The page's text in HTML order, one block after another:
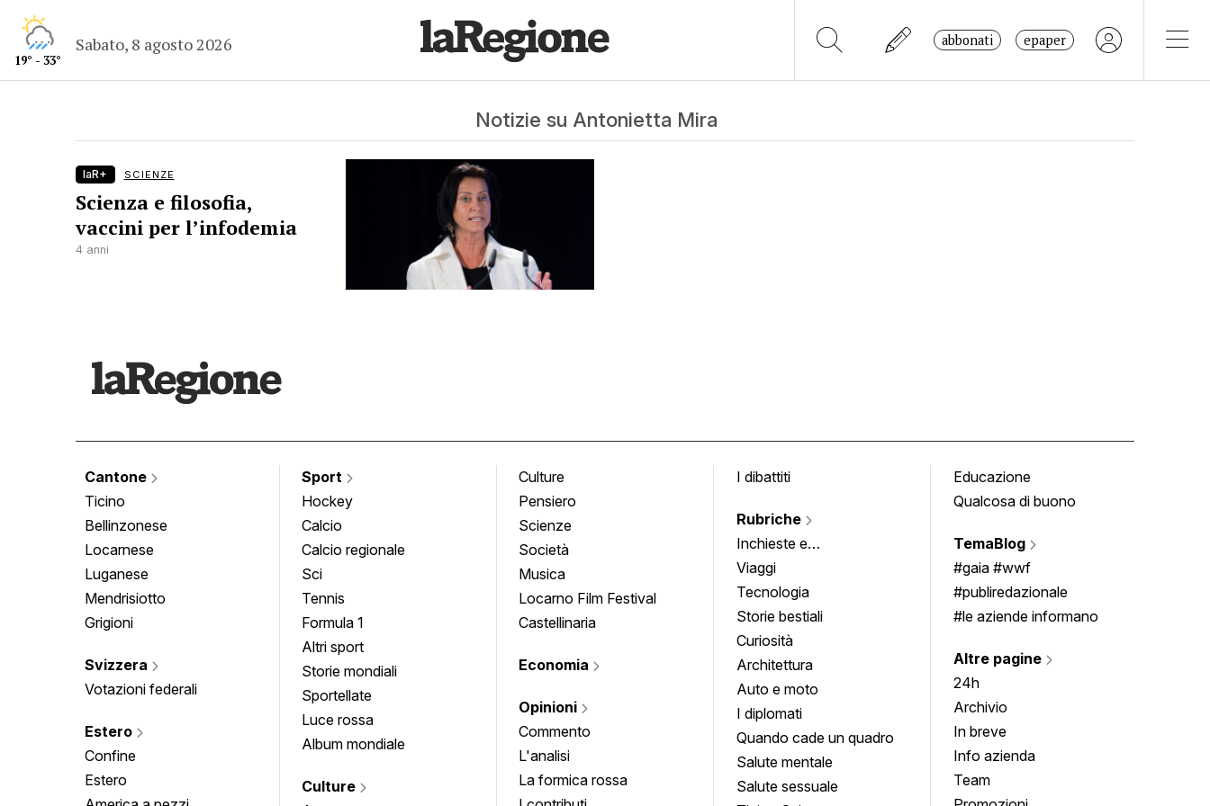
19° - 33°
Sabato, 8 agosto 2026 abbonati epaper
Notizie su Antonietta Mira
laR+ SCIENZE
Scienza e filosofia,
vaccini per l’infodemia
4 anni
Cantone
Ticino
Bellinzonese
Locarnese
Luganese
Mendrisiotto
Grigioni
Svizzera
Votazioni federali
Estero
Confine
Estero
Sport
Hockey
Calcio
Calcio regionale
Sci
Tennis
Formula 1
Altri sport
Storie mondiali
Sportellate
Luce rossa
Album mondiale
Culture
Culture
Pensiero
Scienze
Società
Musica
Locarno Film Festival
Castellinaria
Economia
Opinioni
Commento
L'analisi
La formica rossa
I dibattiti
Rubriche
Inchieste e
approfondimenti
Viaggi
Tecnologia
Storie bestiali
Curiosità
Architettura
Auto e moto
I diplomati
Quando cade un quadro
Salute mentale
Salute sessuale
Educazione
Qualcosa di buono
TemaBlog
#gaia #wwf
#publiredazionale
#le aziende informano
Altre pagine
24h
Archivio
In breve
Info azienda
Team